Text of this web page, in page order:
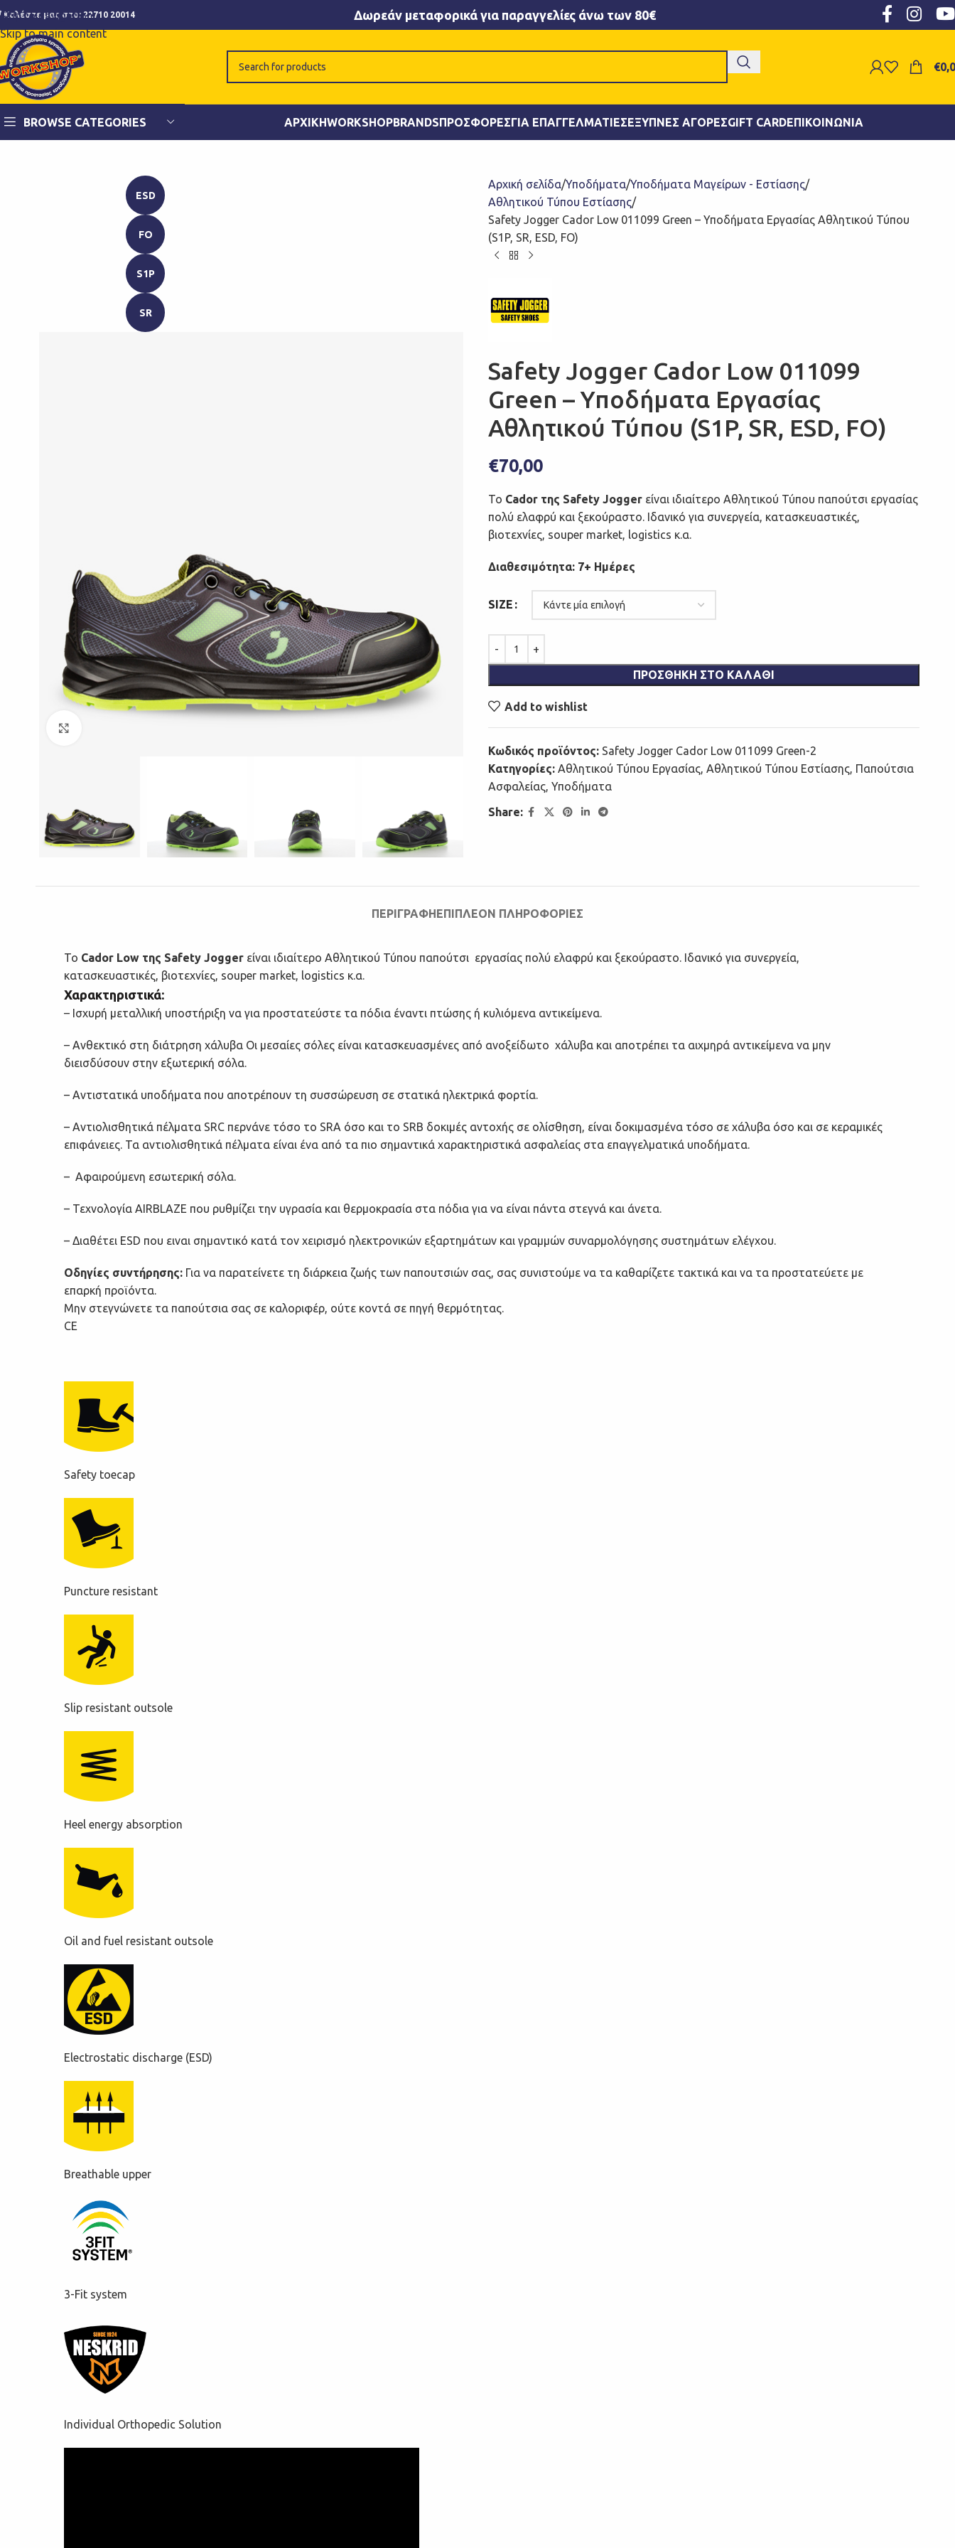
Skip to navigation
Skip to main content
Καλέστε μας στο: 22710 20014 Δωρεάν μεταφορικά για παραγγελίες άνω των 80€
€
BROWSE CATEGORIES ΑΡΧΙΚΉWORKSHOPBRANDSΠΡΟΣΦΟΡΈΣΓΙΑ ΕΠΑΓΓΕΛΜΑΤΊΕΣΕΞΥΠΝΕΣ ΑΓΟΡΈΣGIFT CARDΕΠΙΚΟΙΝΩΝΊΑ
ESD
FO
S1P
SR
Αρχική σελίδα Υποδήματα Υποδήματα Μαγείρων - Εστίασης
Αθλητικού Τύπου Εστίασης
Safety Jogger Cador Low 011099 Green – Υποδήματα Εργασίας Αθλητικού Τύπου
(S1P, SR, ESD, FO)
Safety Jogger Cador Low 011099
Green – Υποδήματα Εργασίας
Αθλητικού Τύπου (S1P, SR, ESD, FO)
€70,00
Το Cador της Safety Joggerείναι ιδιαίτερο Αθλητικού Τύπου παπούτσι εργασίας
πολύ ελαφρύ και ξεκούραστο. Ιδανικό για συνεργεία, κατασκευαστικές,
βιοτεχνίες, souper market, logistics κ.α.
Διαθεσιμότητα: 7+ Ημέρες
SIZE
ΠΡΟΣΘΉΚΗ ΣΤΟ ΚΑΛΆΘΙ
Add to wishlist
Κωδικός προϊόντος: Safety Jogger Cador Low 011099 Green-2
Κατηγορίες: Αθλητικού Τύπου Εργασίας, Αθλητικού Τύπου Εστίασης, Παπούτσια
Ασφαλείας, Υποδήματα
Share:
ΠΕΡΙΓΡΑΦΉΕΠΙΠΛΈΟΝ ΠΛΗΡΟΦΟΡΊΕΣ
Το Cador Low της Safety Jogger είναι ιδιαίτερο Αθλητικού Τύπου παπούτσι εργασίας πολύ ελαφρύ και ξεκούραστο. Ιδανικό για συνεργεία,
κατασκευαστικές, βιοτεχνίες, souper market, logistics κ.α.
Χαρακτηριστικά:
– Ισχυρή μεταλλική υποστήριξη να για προστατεύστε τα πόδια έναντι πτώσης ή κυλιόμενα αντικείμενα.
– Ανθεκτικό στη διάτρηση χάλυβα Οι μεσαίες σόλες είναι κατασκευασμένες από ανοξείδωτο χάλυβα και αποτρέπει τα αιχμηρά αντικείμενα να μην
διεισδύσουν στην εξωτερική σόλα.
– Αντιστατικά υποδήματα που αποτρέπουν τη συσσώρευση σε στατικά ηλεκτρικά φορτία.
– Αντιολισθητικά πέλματα SRC περνάνε τόσο το SRA όσο και το SRB δοκιμές αντοχής σε ολίσθηση, είναι δοκιμασμένα τόσο σε χάλυβα όσο και σε κεραμικές
επιφάνειες. Τα αντιολισθητικά πέλματα είναι ένα από τα πιο σημαντικά χαρακτηριστικά ασφαλείας στα επαγγελματικά υποδήματα.
– Αφαιρούμενη εσωτερική σόλα.
– Τεχνολογία AIRBLAZE που ρυθμίζει την υγρασία και θερμοκρασία στα πόδια για να είναι πάντα στεγνά και άνετα.
– Διαθέτει ESD που ειναι σημαντικό κατά τον χειρισμό ηλεκτρονικών εξαρτημάτων και γραμμών συναρμολόγησης συστημάτων ελέγχου.
Οδηγίες συντήρησης: Για να παρατείνετε τη διάρκεια ζωής των παπουτσιών σας, σας συνιστούμε να τα καθαρίζετε τακτικά και να τα προστατεύετε με
επαρκή προϊόντα.
Μην στεγνώνετε τα παπούτσια σας σε καλοριφέρ, ούτε κοντά σε πηγή θερμότητας.
CE
Safety toecap
Puncture resistant
Slip resistant outsole
Heel energy absorption
Oil and fuel resistant outsole
Electrostatic discharge (ESD)
Breathable upper
3-Fit system
Individual Orthopedic Solution